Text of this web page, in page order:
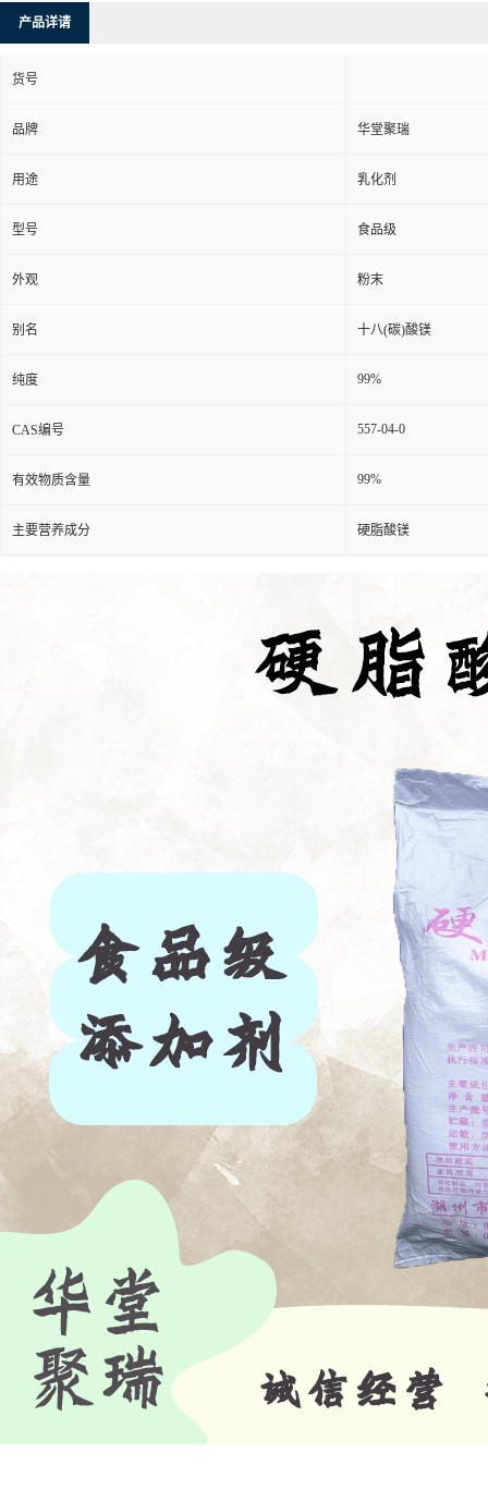
产品详请
货号
品牌 华堂聚瑞
用途 乳化剂
型号 食品级
外观 粉末
别名 十八(碳)酸镁
纯度 99%
CAS编号 557-04-0
有效物质含量 99%
主要营养成分 硬脂酸镁